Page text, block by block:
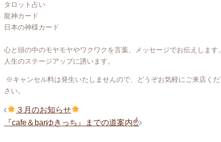
タロット占い
龍神カード
日本の神様カード
心と頭の中のモヤモヤやワクワクを言葉、メッセージでお伝えします
人生のステージアップに誘います。
※キャンセル料は発生いたしませんので、どうぞお気軽にご来店くだ
さい。
投
稿
３月のお知らせ
『cafe＆barゆきっち』までの道案内☝️